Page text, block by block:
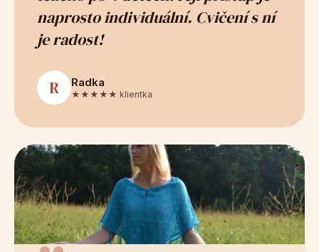
naprosto individuální. Cvičení s ní
je radost!
R Radka
★★★★★ klientka